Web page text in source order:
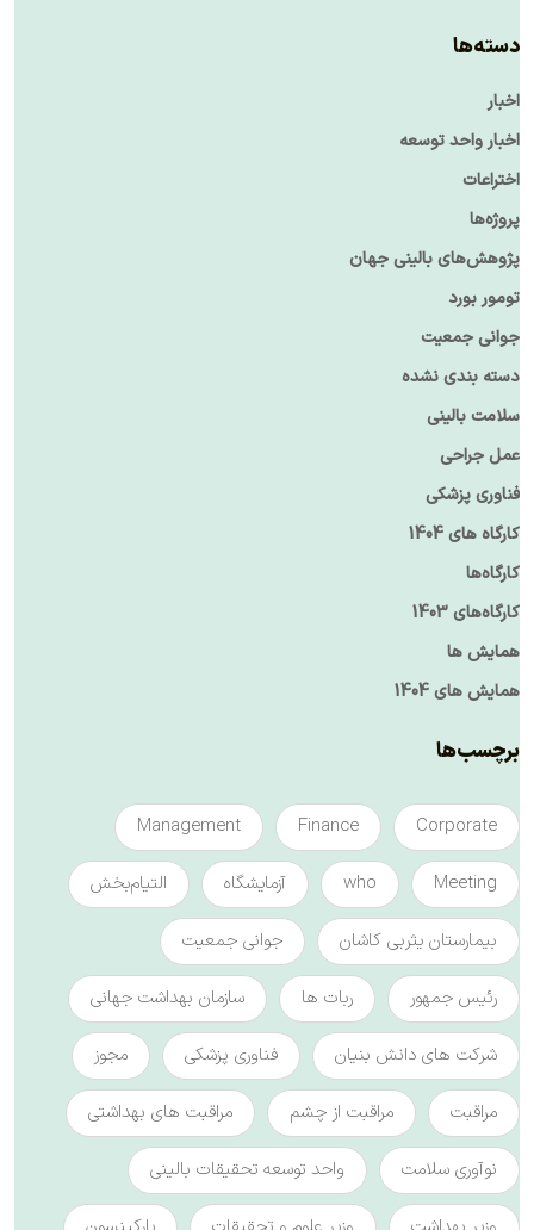
دسته‌ها
اخبار
اخبار واحد توسعه
اختراعات
پروژه‌ها
پژوهش‌های بالینی جهان
تومور بورد
جوانی جمعیت
دسته بندی نشده
سلامت بالینی
عمل جراحی
فناوری پزشکی
کارگاه های 1404
کارگاه‌ها
کارگاه‌های 1403
همایش ها
همایش های 1404
برچسب‌ها
Corporate
Finance
Management
Meeting
who آزمایشگاه التیام‌بخش
بیمارستان یثربی کاشان جوانی جمعیت
رئیس جمهور ربات ها سازمان بهداشت جهانی
شرکت های دانش بنیان فناوری پزشکی مجوز
مراقبت مراقبت از چشم مراقبت های بهداشتی
نوآوری سلامت واحد توسعه تحقیقات بالینی